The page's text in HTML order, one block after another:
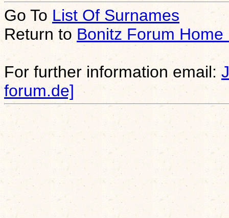
Go To List Of Surnames
Return to Bonitz Forum Home
For further information email:
forum.de]